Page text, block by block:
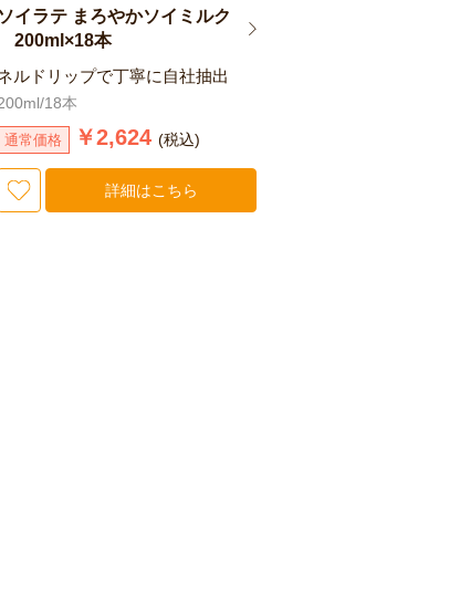
ソイラテ まろやかソイミルク
200ml×18本
ルドリップで丁寧に自社抽出
18本
通常価格 ￥2,624 (税込)
詳細はこちら